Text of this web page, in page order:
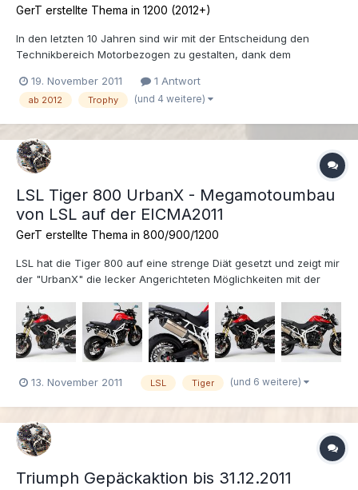
GerT erstellte Thema in 1200 (2012+)
In den letzten 10 Jahren sind wir mit der Entscheidung den
Technikbereich Motorbezogen zu gestalten, dank dem
gefahren. Hier wird sich jetzt zeigen wie gut Enduristen und
Tourenfahrer unter einem Dach zu kriegen sind. Da es aber
19. November 2011 1 Antwort
ab 2012 Trophy (und 4 weitere)
LSL Tiger 800 UrbanX - Megamotoumbau
von LSL auf der EICMA2011
GerT erstellte Thema in 800/900/1200
LSL hat die Tiger 800 auf eine strenge Diät gesetzt und zeigt mir
der "UrbanX" die lecker Angerichteten Möglichkeiten mit der
Umbauten und die passenden Teile für deinen Umbau gibt es
auf der LSL Homepage zu sehen, lets get...
13. November 2011 LSL Tiger (und 6 weitere)
Triumph Gepäckaktion bis 31.12.2011